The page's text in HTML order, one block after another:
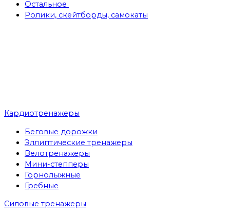
Остальное
Ролики, скейтборды, самокаты
Кардиотренажеры
Беговые дорожки
Эллиптические тренажеры
Велотренажеры
Мини-степперы
Горнолыжные
Гребные
Cиловые тренажеры